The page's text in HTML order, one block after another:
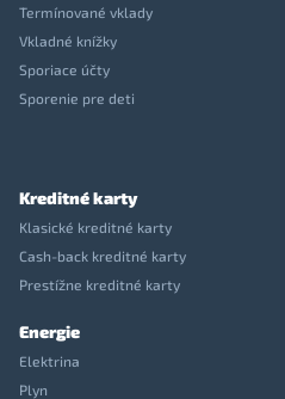
Termínované vklady
Vkladné knížky
Sporiace účty
Sporenie pre deti
Kreditné karty
Klasické kreditné karty
Cash-back kreditné karty
Prestížne kreditné karty
Energie
Elektrina
Plyn